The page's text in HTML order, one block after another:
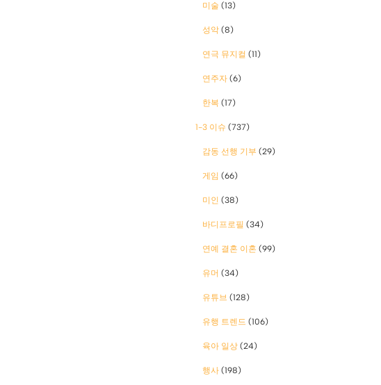
미술 (13)
성악 (8)
연극 뮤지컬 (11)
연주자 (6)
한복 (17)
1-3 이슈 (737)
감동 선행 기부 (29)
게임 (66)
미인 (38)
바디프로필 (34)
연예 결혼 이혼 (99)
유머 (34)
유튜브 (128)
유행 트렌드 (106)
육아 일상 (24)
행사 (198)